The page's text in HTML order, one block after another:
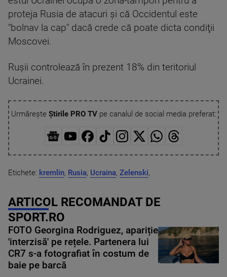
proteja Rusia de atacuri şi că Occidentul este
"bolnav la cap" dacă crede că poate dicta condiţii
Moscovei.
Ruşii controlează în prezent 18% din teritoriul
Ucrainei.
Urmărește Știrile PRO TVpe canalul de social media preferat:
Etichete: kremlin, Rusia, Ucraina, Zelenski,
ARTICOL RECOMANDAT DE
SPORT.RO
FOTO Georgina Rodriguez, apariție
'interzisă' pe rețele. Partenera lui
CR7 s-a fotografiat în costum de
baie pe barcă